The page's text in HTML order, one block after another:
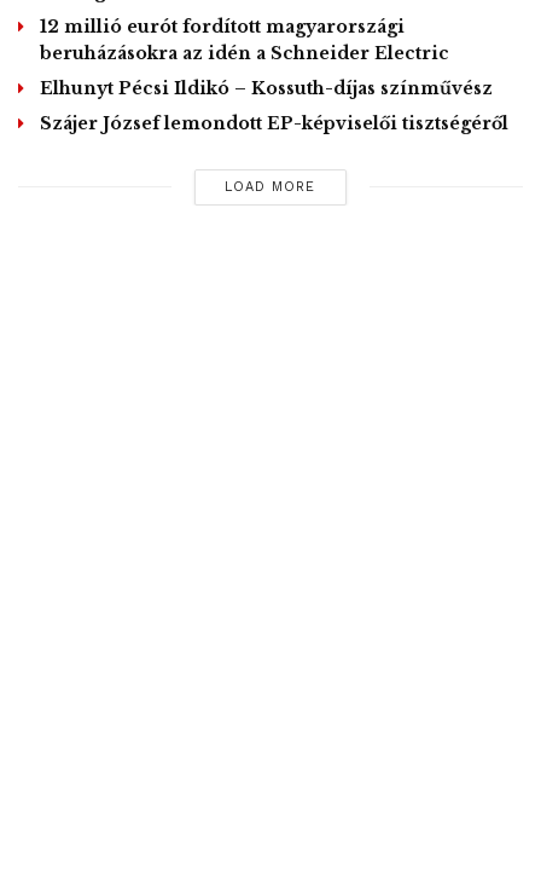
12 millió eurót fordított magyarországi
beruházásokra az idén a Schneider Electric
Elhunyt Pécsi Ildikó – Kossuth-díjas színművész
Szájer József lemondott EP-képviselői tisztségéről
LOAD MORE